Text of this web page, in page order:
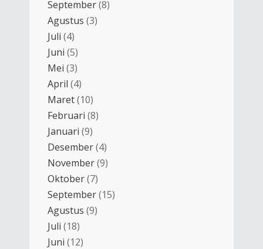
September(8)
Agustus (3)
Juli (4)
Juni (5)
Mei (3)
April (4)
Maret(10)
Februari (8)
Januari (9)
Desember(4)
November(9)
Oktober(7)
September(15)
Agustus (9)
Juli (18)
Juni (12)